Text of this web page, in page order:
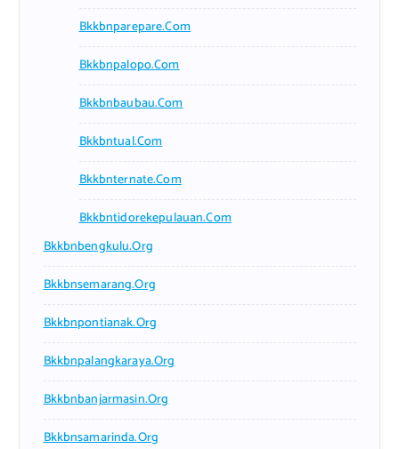
Bkkbnparepare.com
Bkkbnpalopo.com
Bkkbnbaubau.com
Bkkbntual.com
Bkkbnternate.com
Bkkbntidorekepulauan.com
Bkkbnbengkulu.org
Bkkbnsemarang.org
Bkkbnpontianak.org
Bkkbnpalangkaraya.org
Bkkbnbanjarmasin.org
Bkkbnsamarinda.org